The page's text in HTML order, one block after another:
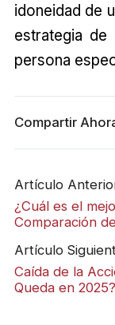
idoneidad de
estrategia de
persona
Compartir
Artículo
¿Cuál es el
Comparación
Artículo
Caída de la
Queda en 2025?